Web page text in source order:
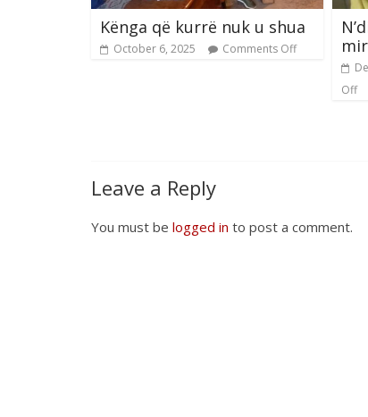
Kënga që kurrë nuk u shua
October 6, 2025 Comments Off
Off
Leave a Reply
You must be logged in to post a comment.